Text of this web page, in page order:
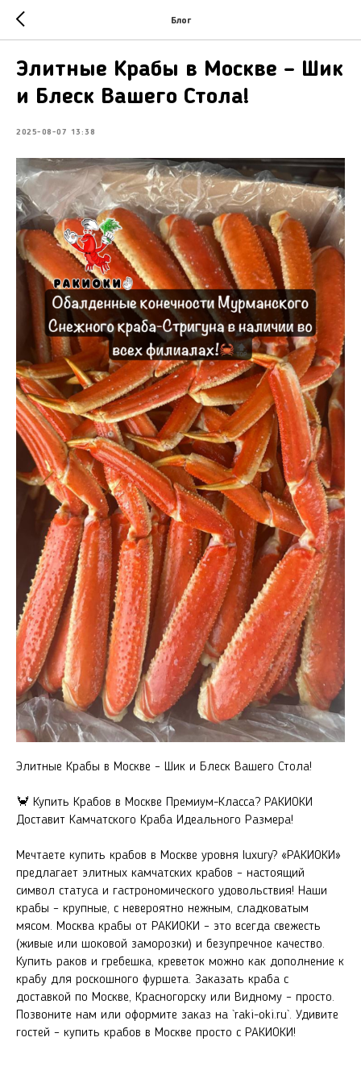
Блог
Элитные Крабы в Москве – Шик
и Блеск Вашего Стола!
2025-08-07 13:38
Элитные Крабы в Москве – Шик и Блеск Вашего Стола!
🦀 Купить Крабов в Москве Премиум-Класса? РАКИОКИ
Доставит Камчатского Краба Идеального Размера!
Мечтаете купить крабов в Москве уровня luxury? «РАКИОКИ»
предлагает элитных камчатских крабов – настоящий
символ статуса и гастрономического удовольствия! Наши
крабы – крупные, с невероятно нежным, сладковатым
мясом. Москва крабы от РАКИОКИ – это всегда свежесть
(живые или шоковой заморозки) и безупречное качество.
Купить раков и гребешка, креветок можно как дополнение к
крабу для роскошного фуршета. Заказать краба с
доставкой по Москве, Красногорску или Видному – просто.
Позвоните нам или оформите заказ на `raki-oki.ru`. Удивите
гостей – купить крабов в Москве просто с РАКИОКИ!